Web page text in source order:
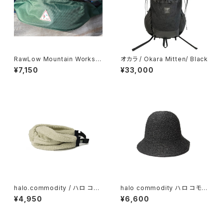
RawLow Mountain Worksロ
ウロウマウンテンワークス / Pis
ten Pack（BOGEN edition）/
¥7,150
オカラ / Okara Mitten/ Black
¥33,000
halo.commodity / ハロ コモ
ディティCuddly Band / Ivory
¥4,950
halo commodity ハロ コモデ
ィティ / Chip Dome Hat / bla
ck
¥6,600